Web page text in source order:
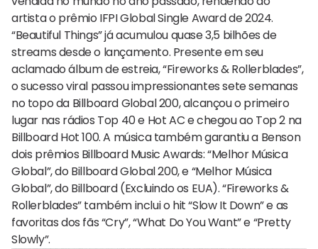
artista o prêmio IFPI Global Single Award de 2024.
“Beautiful Things” já acumulou quase 3,5 bilhões de
streams desde o lançamento. Presente em seu
aclamado álbum de estreia, “Fireworks & Rollerblades”,
o sucesso viral passou impressionantes sete semanas
no topo da Billboard Global 200, alcançou o primeiro
lugar nas rádios Top 40 e Hot AC e chegou ao Top 2 na
Billboard Hot 100. A música também garantiu a Benson
dois prêmios Billboard Music Awards: “Melhor Música
Global”, do Billboard Global 200, e “Melhor Música
Global”, do Billboard (Excluindo os EUA). “Fireworks &
Rollerblades” também inclui o hit “Slow It Down” e as
favoritas dos fãs “Cry”, “What Do You Want” e “Pretty
Slowly”.